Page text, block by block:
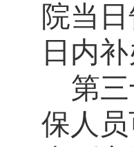
院当
日内
第
保人